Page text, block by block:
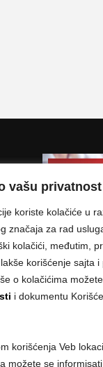
vašu privatnost
koriste kolačiće u
značaja za rad
kolačići, međutim,
korišćenje sajta
o kolačićima
i dokumentu
korišćenja Veb
možete se informisati